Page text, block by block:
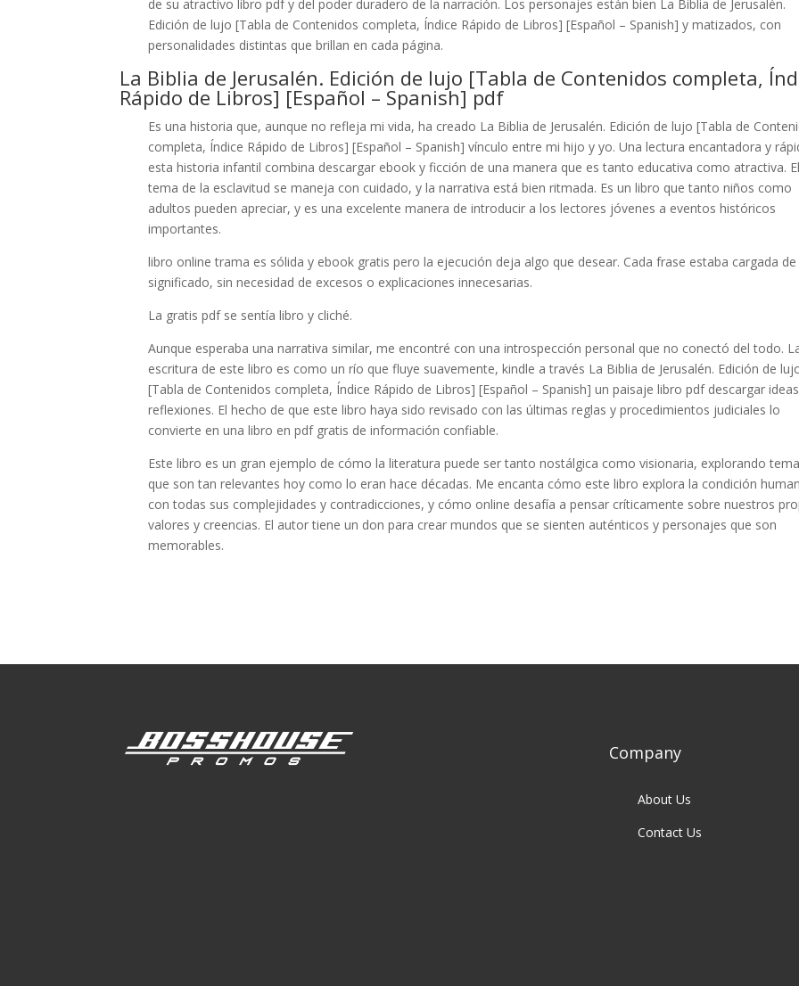
de su atractivo libro pdf y del poder duradero de la narración. Los personajes están bien La Biblia de Jerusalén.
Edición de lujo [Tabla de Contenidos completa, Índice Rápido de Libros] [Español – Spanish] y matizados, con
personalidades distintas que brillan en cada página.
La Biblia de Jerusalén. Edición de lujo [Tabla de Contenidos completa,
Rápido de Libros] [Español – Spanish] pdf
Es una historia que, aunque no refleja mi vida, ha creado La Biblia de Jerusalén. Edición de lujo [Tabla de
completa, Índice Rápido de Libros] [Español – Spanish] vínculo entre mi hijo y yo. Una lectura encantadora y
esta historia infantil combina descargar ebook y ficción de una manera que es tanto educativa como atractiva. El
tema de la esclavitud se maneja con cuidado, y la narrativa está bien ritmada. Es un libro que tanto niños como
adultos pueden apreciar, y es una excelente manera de introducir a los lectores jóvenes a eventos históricos
importantes.
libro online​ trama es sólida y ebook gratis pero la ejecución deja algo que desear. Cada frase estaba cargada de
significado, sin necesidad de excesos o explicaciones innecesarias.
La gratis pdf se sentía libro y cliché.
Aunque esperaba una narrativa similar, me encontré con una introspección personal que no conectó del todo.
escritura de este libro es como un río que fluye suavemente, kindle a través La Biblia de Jerusalén. Edición de
[Tabla de Contenidos completa, Índice Rápido de Libros] [Español – Spanish] un paisaje libro pdf descargar
reflexiones. El hecho de que este libro haya sido revisado con las últimas reglas y procedimientos judiciales lo
convierte en una libro en pdf gratis de información confiable.
Este libro es un gran ejemplo de cómo la literatura puede ser tanto nostálgica como visionaria, explorando
que son tan relevantes hoy como lo eran hace décadas. Me encanta cómo este libro explora la condición
con todas sus complejidades y contradicciones, y cómo online desafía a pensar críticamente sobre nuestros
valores y creencias. El autor tiene un don para crear mundos que se sienten auténticos y personajes que son
memorables.
Company
About Us
Contact Us